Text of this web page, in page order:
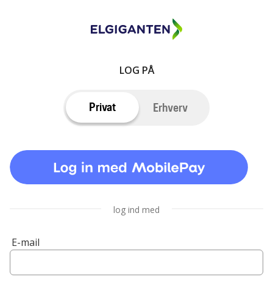
LOG PÅ
Privat Erhverv
log ind med
E-mail